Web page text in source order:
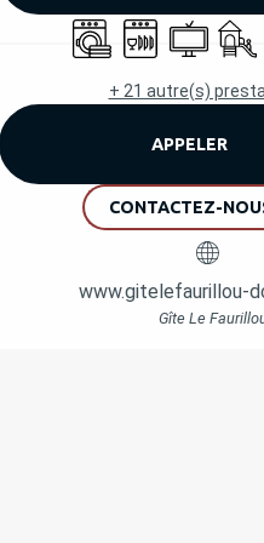
Lave lingeLave vaisselle
Télévision
Jeux
+ 21 autre(s)
APPELER
CONTACTEZ-
www.gitelefaurillou-
Gîte Le